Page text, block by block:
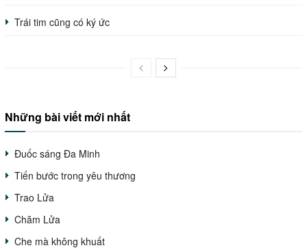
Trái tim cũng có ký ức
Những bài viết mới nhất
Đuốc sáng Đa Minh
Tiến bước trong yêu thương
Trao Lửa
Chăm Lửa
Che mà không khuất